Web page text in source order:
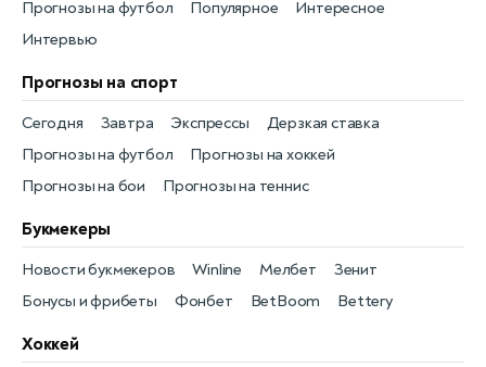
Прогнозы на футбол Популярное Интересное
Интервью
Прогнозы на спорт
Прогнозы на футбол
Сегодня
Прогнозы на хоккей
Завтра
Прогнозы на бои
Экспрессы
Прогнозы на теннис
Дерзкая ставка
Букмекеры
Бонусы и фрибеты
Новости букмекеров
Фонбет
Winline
BetBoom
Мелбет
Bettery
Зенит
Хоккей